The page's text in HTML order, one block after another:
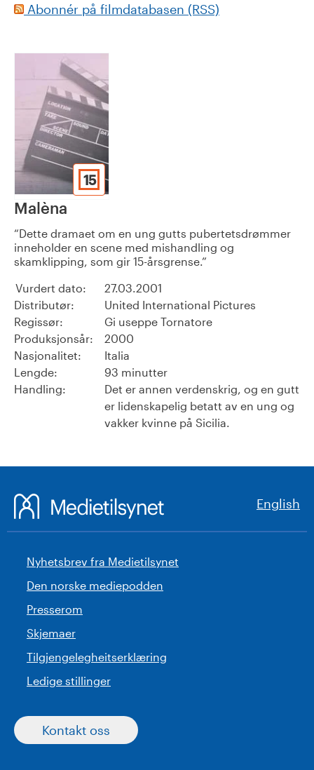
Abonnér på filmdatabasen (RSS)
15
Malèna
Dette dramaet om en ung gutts pubertetsdrømmer
inneholder en scene med mishandling og
skamklipping, som gir 15-årsgrense.
Vurdert dato:
27.03.2001
Distributør:
United International Pictures
Regissør:
Gi useppe Tornatore
Produksjonsår:
2000
Nasjonalitet:
Italia
Lengde:
93 minutter
Handling:
Det er annen verdenskrig, og en gutt
er lidenskapelig betatt av en ung og
vakker kvinne på Sicilia.
English
Nyhetsbrev fra Medietilsynet
Den norske mediepodden
Presserom
Skjemaer
Tilgjengelegheitserklæring
Ledige stillinger
Kontakt oss